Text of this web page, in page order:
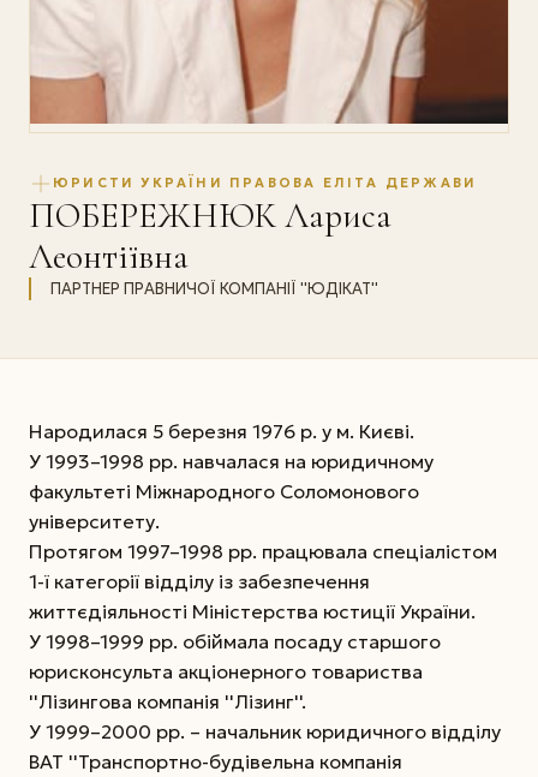
ЮРИСТИ УКРАЇНИ ПРАВОВА ЕЛІТА ДЕРЖАВИ
ПОБЕРЕЖНЮК Лариса
Леонтіївна
ПАРТНЕР ПРАВНИЧОЇ КОМПАНІЇ ''ЮДІКАТ''
Народилася 5 березня 1976 р. у м. Києві.
У 1993–1998 рр. навчалася на юридичному
факультеті Міжнародного Соломонового
університету.
Протягом 1997–1998 рр. працювала спеціалістом
1-ї категорії відділу із забезпечення
життєдіяльності Міністерства юстиції України.
У 1998–1999 рр. обіймала посаду старшого
юрисконсульта акціонерного товариства
''Лізингова компанія ''Лізинг''.
У 1999–2000 рр. – начальник юридичного відділу
ВАТ ''Транспортно-будівельна компанія